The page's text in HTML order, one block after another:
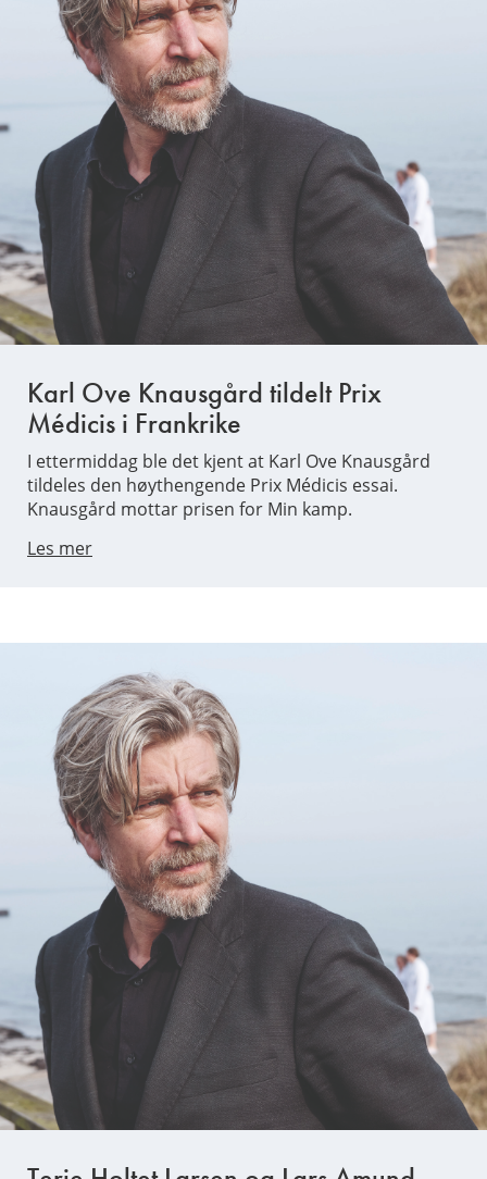
Karl Ove Knausgård tildelt Prix
Médicis i Frankrike
I ettermiddag ble det kjent at Karl Ove Knausgård
tildeles den høythengende Prix Médicis essai.
Knausgård mottar prisen for Min kamp.
Les mer